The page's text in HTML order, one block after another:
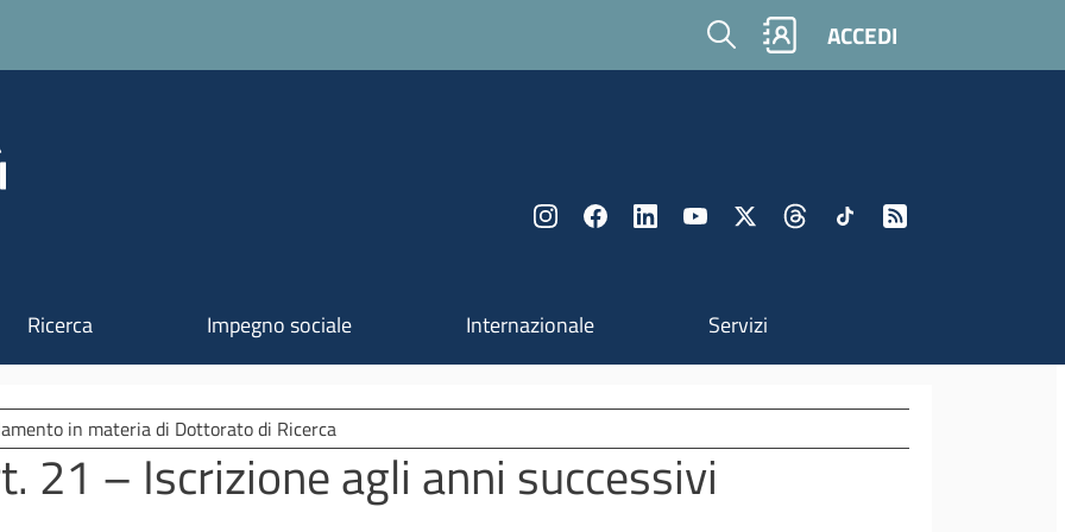
Cerca ACCEDI
Ricerca Impegno sociale Internazionale Servizi
in materia di Dottorato di Ricerca
21 – Iscrizione agli anni successivi